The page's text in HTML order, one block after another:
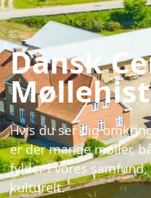
Dansk
Hvis du ser dig
er der mange møller,
fylder i vores
kulturelt.